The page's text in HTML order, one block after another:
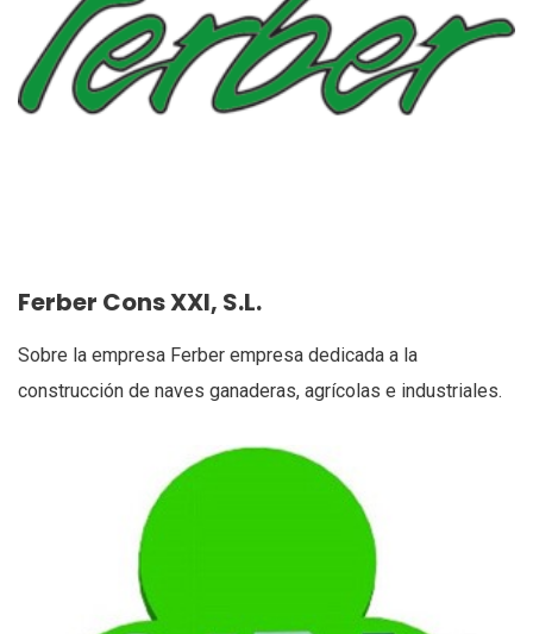
Ferber Cons XXI, S.L.
Sobre la empresa Ferber empresa dedicada a la
construcción de naves ganaderas, agrícolas e industriales.